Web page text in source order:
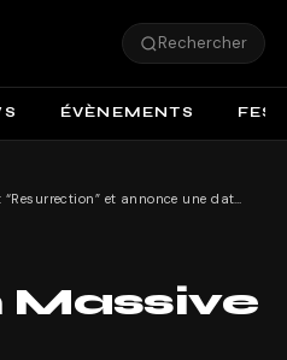
Rechercher
ÉVÈNEMENTS
Scratch Massive sort “Resurrection” et annonce une date à l’Olympia !